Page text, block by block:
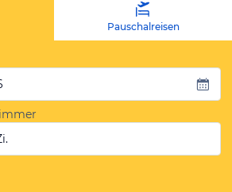
Pauschalreisen